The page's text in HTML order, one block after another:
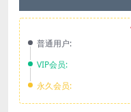
普通用户:
VIP会员:
永久会员: